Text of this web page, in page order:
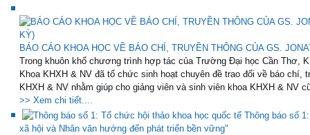
BÁO CÁO KHOA HỌC VỀ BÁO CHÍ, TRUYỀN THÔNG CỦA GS.
Trong khuôn khổ chương trình hợp tác của Trường Đại học Cần Thơ,
Khoa KHXH & NV đã tổ chức sinh hoạt chuyên đề trao đổi về báo chí,
KHXH & NV nhằm giúp cho giảng viên và sinh viên khoa KHXH & NV
>> Xem chi tiết....
Thông báo số
xã hội và Nhân văn hướng đến phát triển bền vững"